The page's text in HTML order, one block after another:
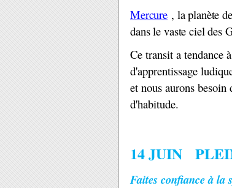
Mercure , la planète
dans le vaste ciel des
Ce transit a tendance
d'apprentissage
et nous aurons
d'habitude.
14 JUIN
Faites confiance à la